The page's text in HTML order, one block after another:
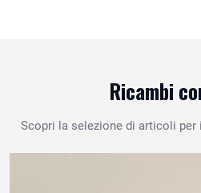
Ricambi
Scopri la selezione di articoli